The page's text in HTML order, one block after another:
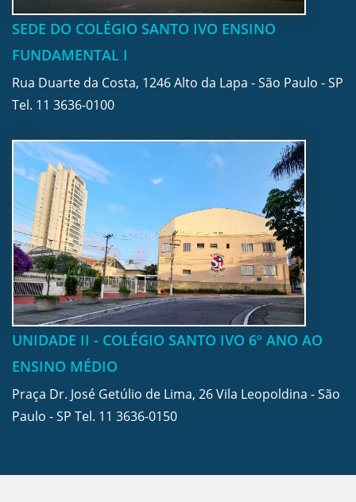
SEDE DO COLÉGIO SANTO IVO ENSINO
FUNDAMENTAL I
Rua Duarte da Costa, 1246 Alto da Lapa - São Paulo - SP
Tel. 11 3636-0100
UNIDADE II - COLÉGIO SANTO IVO 6º ANO AO
ENSINO MÉDIO
Praça Dr. José Getúlio de Lima, 26 Vila Leopoldina - São
Paulo - SP Tel. 11 3636-0150